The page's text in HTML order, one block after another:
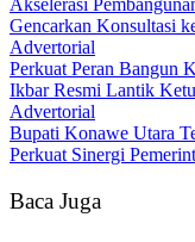
Gencarkan Konsultasi
Advertorial
‎Perkuat Peran Bangun
Ikbar Resmi Lantik
Advertorial
Bupati Konawe Utara
Perkuat Sinergi
Baca Juga